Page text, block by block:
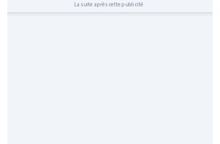
La suite après cette publicité